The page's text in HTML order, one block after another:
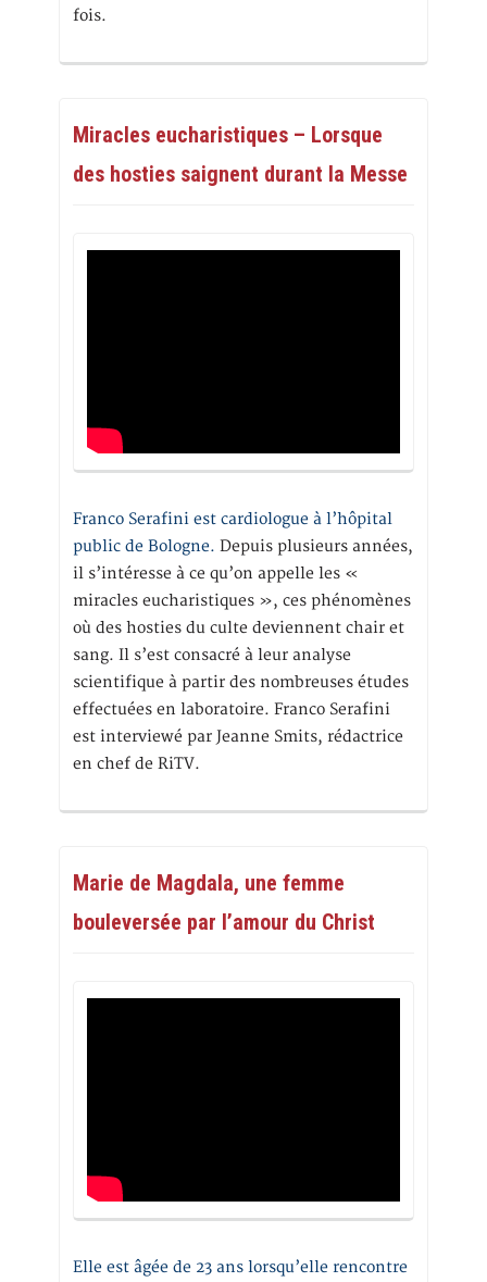
fois.
Miracles eucharistiques – Lorsque
des hosties saignent durant la Messe
Franco Serafini est cardiologue à l’hôpital
public de Bologne. Depuis plusieurs années,
il s’intéresse à ce qu’on appelle les «
miracles eucharistiques », ces phénomènes
où des hosties du culte deviennent chair et
sang. Il s’est consacré à leur analyse
scientifique à partir des nombreuses études
effectuées en laboratoire. Franco Serafini
est interviewé par Jeanne Smits, rédactrice
en chef de RiTV.
Marie de Magdala, une femme
bouleversée par l’amour du Christ
Elle est âgée de 23 ans lorsqu’elle rencontre